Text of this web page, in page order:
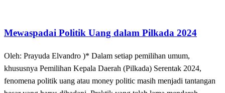
Mewaspadai Politik Uang dalam Pilkada 2024
Oleh: Prayuda Elvandro )* Dalam setiap pemilihan umum,
khususnya Pemilihan Kepala Daerah (Pilkada) Serentak 2024,
fenomena politik uang atau money politic masih menjadi tantangan